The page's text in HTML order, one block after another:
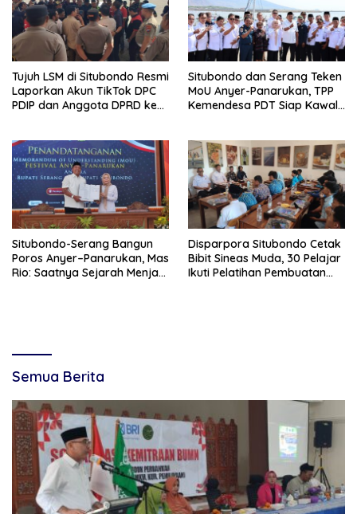
Tujuh LSM di Situbondo Resmi
Laporkan Akun TikTok DPC
PDIP dan Anggota DPRD ke
Situbondo dan Serang Teken
MoU Anyer-Panarukan, TPP
Kemendesa PDT Siap Kawal
Situbondo-Serang Bangun
Poros Anyer–Panarukan, Mas
Rio: Saatnya Sejarah Menjadi
Disparpora Situbondo Cetak
Bibit Sineas Muda, 30 Pelajar
Ikuti Pelatihan Pembuatan
Semua Berita